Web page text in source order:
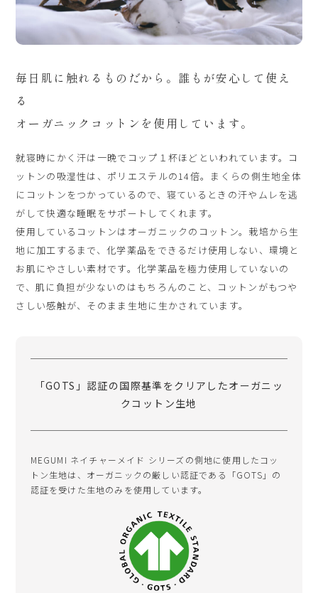
毎日肌に触れるものだから。誰もが安心して使え
る
オーガニックコットンを使用しています。
就寝時にかく汗は一晩でコップ１杯ほどといわれています。コ
ットンの吸湿性は、ポリエステルの14倍。まくらの側生地全体
にコットンをつかっているので、寝ているときの汗やムレを逃
がして快適な睡眠をサポートしてくれます。
使用しているコットンはオーガニックのコットン。栽培から生
地に加工するまで、化学薬品をできるだけ使用しない、環境と
お肌にやさしい素材です。化学薬品を極力使用していないの
で、肌に負担が少ないのはもちろんのこと、コットンがもつや
さしい感触が、そのまま生地に生かされています。
「GOTS」認証の国際基準をクリアしたオーガニッ
クコットン生地
MEGUMI ネイチャーメイド シリーズの側地に使用したコッ
トン生地は、オーガニックの厳しい認証である「GOTS」の
認証を受けた生地のみを使用しています。